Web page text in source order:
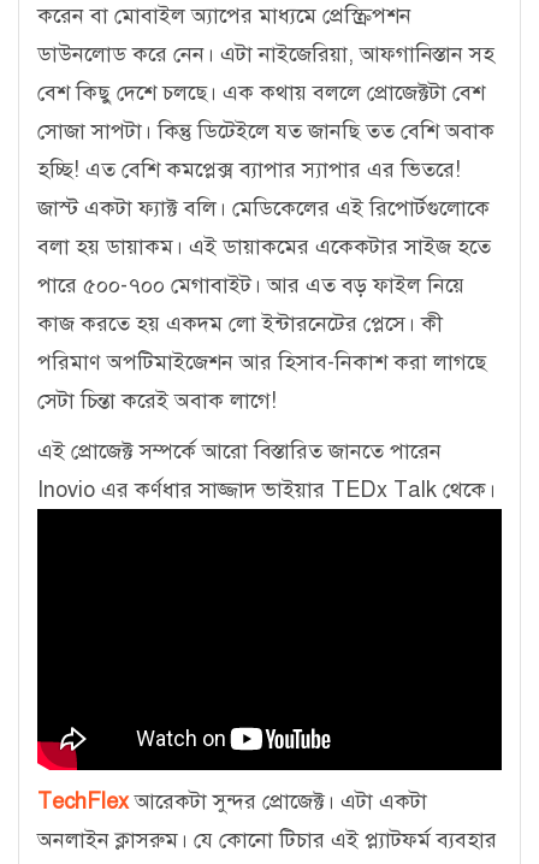
করেন বা মোবাইল অ্যাপের মাধ্যমে প্রেস্ক্রিপশন
ডাউনলোড করে নেন। এটা নাইজেরিয়া, আফগানিস্তান সহ
বেশ কিছু দেশে চলছে। এক কথায় বললে প্রোজেক্টটা বেশ
সোজা সাপটা। কিন্তু ডিটেইলে যত জানছি তত বেশি অবাক
হচ্ছি! এত বেশি কমপ্লেক্স ব্যাপার স্যাপার এর ভিতরে!
জাস্ট একটা ফ্যাক্ট বলি। মেডিকেলের এই রিপোর্টগুলোকে
বলা হয় ডায়াকম। এই ডায়াকমের একেকটার সাইজ হতে
পারে ৫০০-৭০০ মেগাবাইট। আর এত বড় ফাইল নিয়ে
কাজ করতে হয় একদম লো ইন্টারনেটের প্লেসে। কী
পরিমাণ অপটিমাইজেশন আর হিসাব-নিকাশ করা লাগছে
সেটা চিন্তা করেই অবাক লাগে!
এই প্রোজেক্ট সম্পর্কে আরো বিস্তারিত জানতে পারেন
Inovio এর কর্ণধার সাজ্জাদ ভাইয়ার TEDx Talk থেকে।
TechFlex আরেকটা সুন্দর প্রোজেক্ট। এটা একটা
অনলাইন ক্লাসরুম। যে কোনো টিচার এই প্ল্যাটফর্ম ব্যবহার